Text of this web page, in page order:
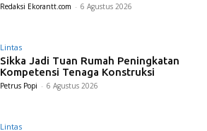
Redaksi Ekorantt.com - 6 Agustus 2026
Lintas
Sikka Jadi Tuan Rumah Peningkatan
Kompetensi Tenaga Konstruksi
Petrus Popi - 6 Agustus 2026
Lintas